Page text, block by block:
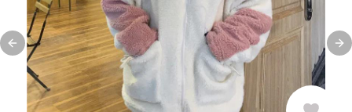
Previous slide